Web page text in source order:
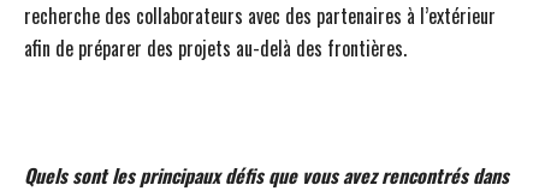
recherche des collaborateurs avec des partenaires à l’extérieur
afin de préparer des projets au-delà des frontières.
Quels sont les principaux défis que vous avez rencontrés dans